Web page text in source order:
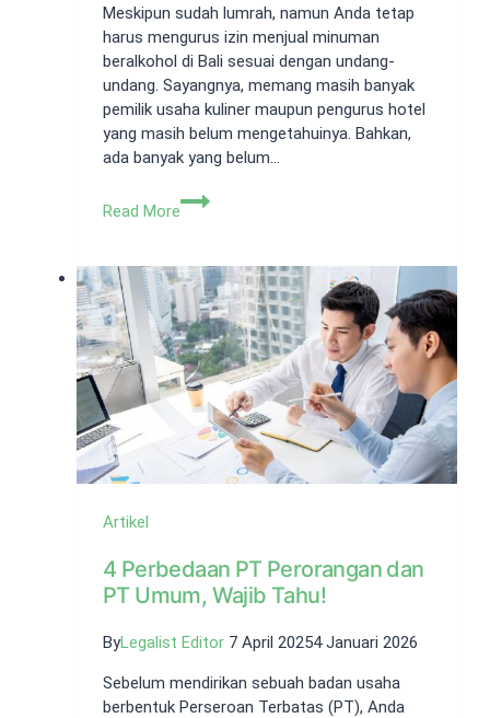
Meskipun sudah lumrah, namun Anda tetap
harus mengurus izin menjual minuman
beralkohol di Bali sesuai dengan undang-
undang. Sayangnya, memang masih banyak
pemilik usaha kuliner maupun pengurus hotel
yang masih belum mengetahuinya. Bahkan,
ada banyak yang belum…
Read More
Cara
Menjual
Minuman
Beralkohol
di
Bali
Artikel
4 Perbedaan PT Perorangan dan
PT Umum, Wajib Tahu!
ByLegalist Editor 7 April 20254 Januari 2026
Sebelum mendirikan sebuah badan usaha
berbentuk Perseroan Terbatas (PT), Anda